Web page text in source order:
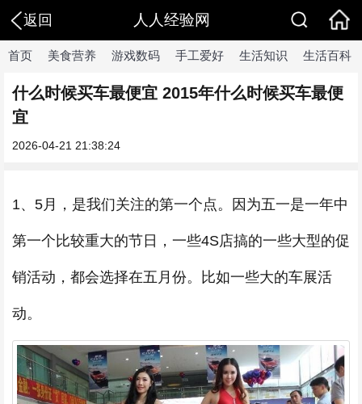
返回 人人经验网
首页 美食营养 游戏数码 手工爱好 生活知识 生活百科
什么时候买车最便宜 2015年什么时候买车最便
宜
2026-04-21 21:38:24
1、5月，是我们关注的第一个点。因为五一是一年中
第一个比较重大的节日，一些4S店搞的一些大型的促
销活动，都会选择在五月份。比如一些大的车展活
动。